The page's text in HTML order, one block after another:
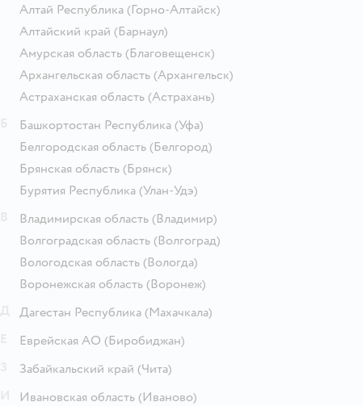
Алтай Республика (Горно-Алтайск)
Алтайский край (Барнаул)
Амурская область (Благовещенск)
Архангельская область (Архангельск)
Астраханская область (Астрахань)
Башкортостан Республика (Уфа)
Белгородская область (Белгород)
Брянская область (Брянск)
Бурятия Республика (Улан-Удэ)
Владимирская область (Владимир)
Волгоградская область (Волгоград)
Вологодская область (Вологда)
Воронежская область (Воронеж)
Дагестан Республика (Махачкала)
Еврейская АО (Биробиджан)
Забайкальский край (Чита)
Ивановская область (Иваново)